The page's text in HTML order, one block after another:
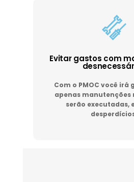
Evitar gastos com
Com o PMOC você irá
apenas manutenções
serão executadas,